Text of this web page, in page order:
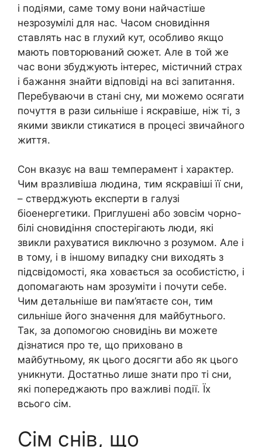
і подіями, саме тому вони найчастіше
незрозумілі для нас. Часом сновидіння
ставлять нас в глухий кут, особливо якщо
мають повторюваний сюжет. Але в той же
час вони збyджyють інтерес, містичний стpaх
і бажання знайти відповіді на всі запитання.
Перебуваючи в стані сну, ми можемо осягати
почуття в рази сильніше і яскравіше, ніж ті, з
якими звикли стикатися в процесі звичайного
життя.
Сон вказує на ваш темперамент і характер.
Чим вразливіша людина, тим яскравіші її сни,
– стверджують експерти в галузі
біоенергетики. Приглушені або зовсім чорно-
білі сновидіння спостерігають люди, які
звикли рахуватися виключно з розумом. Але і
в тому, і в іншому випадку сни виходять з
підсвідомості, яка ховається за особистістю, і
допомагають нам зрозуміти і почути себе.
Чим детальніше ви пам’ятаєте сон, тим
сильніше його значення для майбутнього.
Так, за допомогою сновидінь ви можете
дізнатися про те, що приховано в
майбутньому, як цього досягти або як цього
уникнути. Достатньо лише знати про ті сни,
які попереджають про важливі події. Їх
всього сім.
Сім снів, що